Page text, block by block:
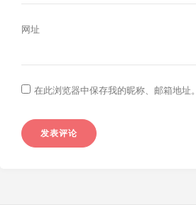
网址
在此浏览器中保存我的昵称、邮箱地址。